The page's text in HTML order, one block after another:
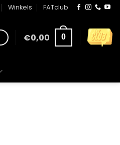
Winkels FATclub
€0,00 0